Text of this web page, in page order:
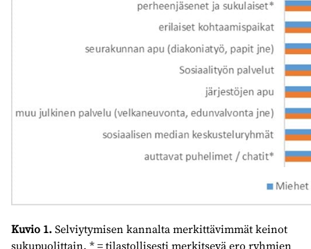
Kuvio 1.Selviytymisen kannalta merkittävimmät keinot
sukupuolittain. * = tilastollisesti merkitsevä ero ryhmien